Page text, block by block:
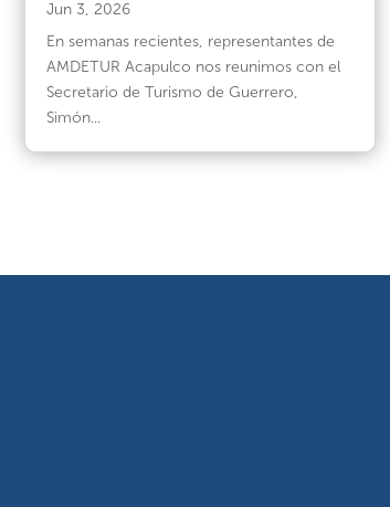
Jun 3, 2026
En semanas recientes, representantes de
AMDETUR Acapulco nos reunimos con el
Secretario de Turismo de Guerrero,
Simón...